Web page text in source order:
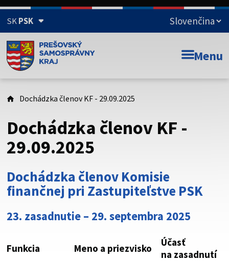
SKPSK
Doména psk.sk je oficiálna
Toto je oficiálna webová stránka Prešovského
psk.sk.
Táto stránka je zabezpečená
Buďte pozorní a vždy sa uistite, že zdieľate informácie iba
cez zabezpečenú webovú stránku. Zabezpečená stránka
Menu
Dochádzka členov KF - 29.09.2025
Dochádzka členov KF -
29.09.2025
Dochádzka členov Komisie
finančnej pri Zastupiteľstve PSK
23. zasadnutie – 29. septembra 2025
Funkcia Meno a priezvisko
Účasť
na zasadnutí